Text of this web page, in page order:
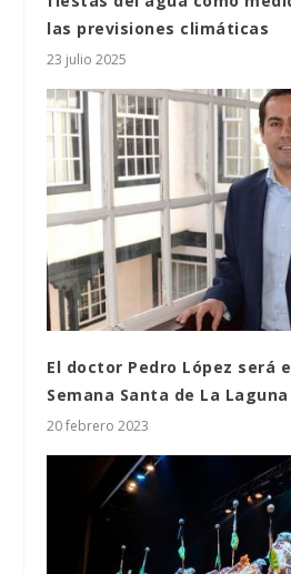
las previsiones climáticas
23 julio 2025
El doctor Pedro López será
Semana Santa de La Laguna
20 febrero 2023